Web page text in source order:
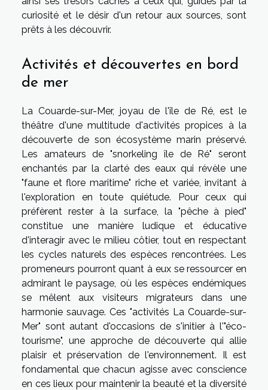
curiosité et le désir d'un retour aux sources, sont
prêts à les découvrir.
Activités et découvertes en bord
de mer
La Couarde-sur-Mer, joyau de l'île de Ré, est le
théâtre d'une multitude d'activités propices à la
découverte de son écosystème marin préservé.
Les amateurs de "snorkeling île de Ré" seront
enchantés par la clarté des eaux qui révèle une
"faune et flore maritime" riche et variée, invitant à
l'exploration en toute quiétude. Pour ceux qui
préfèrent rester à la surface, la "pêche à pied"
constitue une manière ludique et éducative
d'interagir avec le milieu côtier, tout en respectant
les cycles naturels des espèces rencontrées. Les
promeneurs pourront quant à eux se ressourcer en
admirant le paysage, où les espèces endémiques
se mêlent aux visiteurs migrateurs dans une
harmonie sauvage. Ces "activités La Couarde-sur-
Mer" sont autant d'occasions de s'initier à l'"éco-
tourisme", une approche de découverte qui allie
plaisir et préservation de l'environnement. Il est
fondamental que chacun agisse avec conscience
en ces lieux pour maintenir la beauté et la diversité